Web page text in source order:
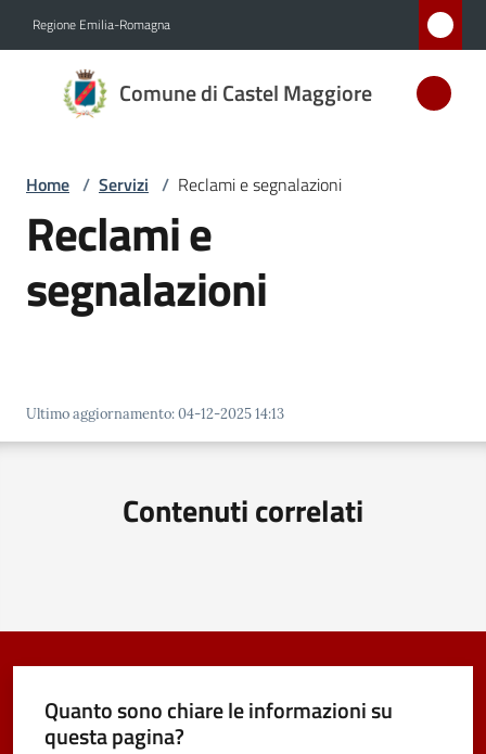
Regione Emilia-Romagna
Comune di Castel Maggiore
Comune
di Castel
D'ARGENTO
AL MERITO
CIVILE
Amministrazione
Trasparente
Home / Servizi / Reclami e segnalazioni
Reclami e
segnalazioni
Ultimo aggiornamento:04-12-2025 14:13
Contenuti correlati
Quanto sono chiare le informazioni su
questa pagina?